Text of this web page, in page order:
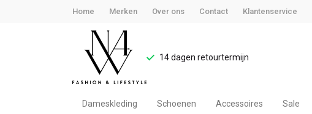
Home Merken Over ons Contact Klantenservice
14 dagen retourtermijn
Dameskleding Schoenen Accessoires Sale